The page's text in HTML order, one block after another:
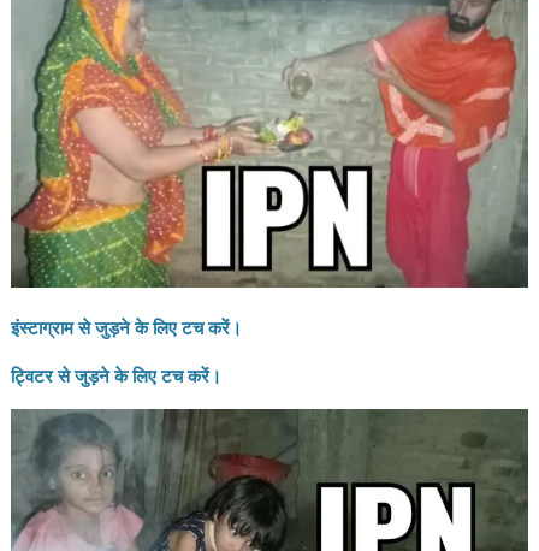
इंस्टाग्राम से जुड़ने के लिए टच करें।
ट्विटर से जुड़ने के लिए टच करें।